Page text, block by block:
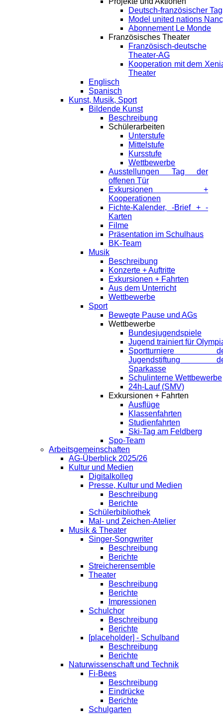
Deutsch-französischer Tag
Model united nations
Abonnement Le Monde
Französisches Theater
Französisch-deutsche
Theater-AG
Kooperation mit dem
Theater
Englisch
Spanisch
Kunst, Musik, Sport
Bildende Kunst
Beschreibung
Schülerarbeiten
Unterstufe
Mittelstufe
Kursstufe
Wettbewerbe
Ausstellungen Tag der
offenen Tür
Exkursionen +
Kooperationen
Fichte-Kalender, -Brief + -
Karten
Filme
Präsentation im Schulhaus
BK-Team
Musik
Beschreibung
Konzerte + Auftritte
Exkursionen + Fahrten
Aus dem Unterricht
Wettbewerbe
Sport
Bewegte Pause und AGs
Wettbewerbe
Bundesjugendspiele
Jugend trainiert für
Sportturniere
Jugendstiftung
Sparkasse
Schulinterne Wettbewerbe
24h-Lauf (SMV)
Exkursionen + Fahrten
Ausflüge
Klassenfahrten
Studienfahrten
Ski-Tag am Feldberg
Spo-Team
Arbeitsgemeinschaften
AG-Überblick 2025/26
Kultur und Medien
Digitalkolleg
Presse, Kultur und Medien
Beschreibung
Berichte
Schülerbibliothek
Mal- und Zeichen-Atelier
Musik & Theater
Singer-Songwriter
Beschreibung
Berichte
Streicherensemble
Theater
Beschreibung
Berichte
Impressionen
Schulchor
Beschreibung
Berichte
[placeholder] - Schulband
Beschreibung
Berichte
Naturwissenschaft und Technik
Fi-Bees
Beschreibung
Eindrücke
Berichte
Schulgarten